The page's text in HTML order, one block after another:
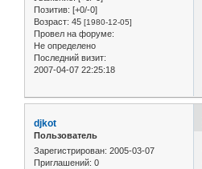
Позитив: [+0/-0]
Возраст: 45 [1980-12-05]
Провел на форуме:
Не определено
Последний визит:
2007-04-07 22:25:18
djkot
Пользователь
Зарегистрирован: 2005-03-07
Приглашений: 0